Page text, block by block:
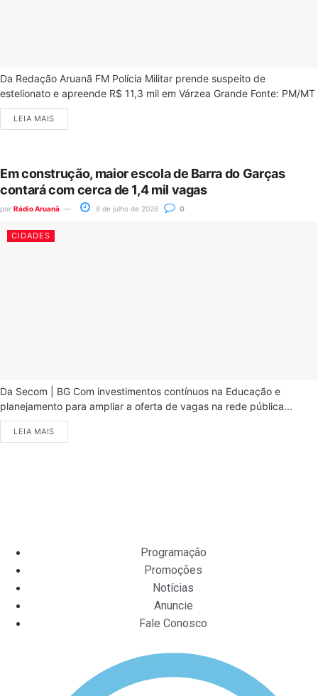
Da Redação Aruanã FM Polícia Militar prende suspeito de
estelionato e apreende R$ 11,3 mil em Várzea Grande Fonte: PM/MT
LEIA MAIS
Em construção, maior escola de Barra do Garças
contará com cerca de 1,4 mil vagas
por Rádio Aruanã 8 de julho de 2026 0
CIDADES
Da Secom | BG Com investimentos contínuos na Educação e
planejamento para ampliar a oferta de vagas na rede pública...
LEIA MAIS
Programação
Promoções
Notícias
Anuncie
Fale Conosco